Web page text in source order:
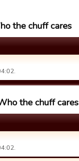
the chuff cares
the chuff cares